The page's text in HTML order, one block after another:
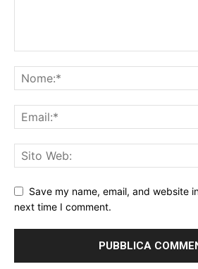
Save my name, email, and website
next time I comment.